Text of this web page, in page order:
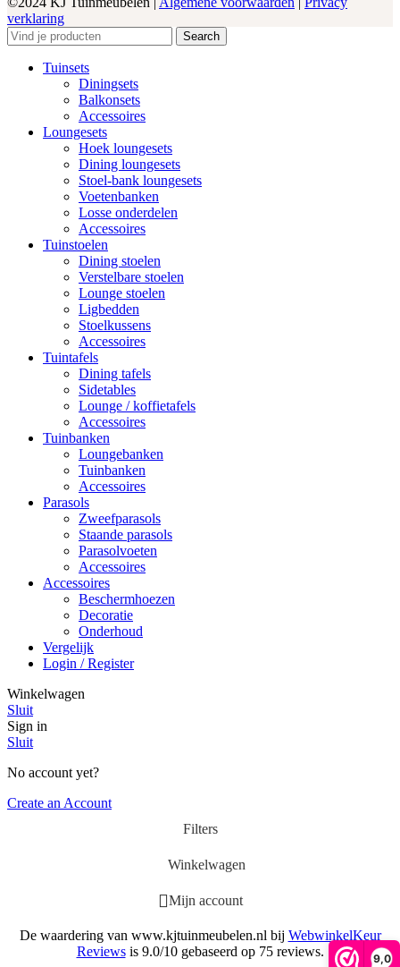
9,0
verklaring
Search
Tuinsets
Diningsets
Balkonsets
Accessoires
Loungesets
Hoek loungesets
Dining loungesets
Stoel-bank loungesets
Voetenbanken
Losse onderdelen
Accessoires
Tuinstoelen
Dining stoelen
Verstelbare stoelen
Lounge stoelen
Ligbedden
Stoelkussens
Accessoires
Tuintafels
Dining tafels
Sidetables
Lounge / koffietafels
Accessoires
Tuinbanken
Loungebanken
Tuinbanken
Accessoires
Parasols
Zweefparasols
Staande parasols
Parasolvoeten
Accessoires
Accessoires
Beschermhoezen
Decoratie
Onderhoud
Vergelijk
Login / Register
Winkelwagen
Sluit
Sign in
Sluit
No account yet?
Create an Account
Filters
Winkelwagen
Mijn account
De waardering van www.kjtuinmeubelen.nl bij WebwinkelKeur
Reviewsis 9.0/10 gebaseerd op 75 reviews.